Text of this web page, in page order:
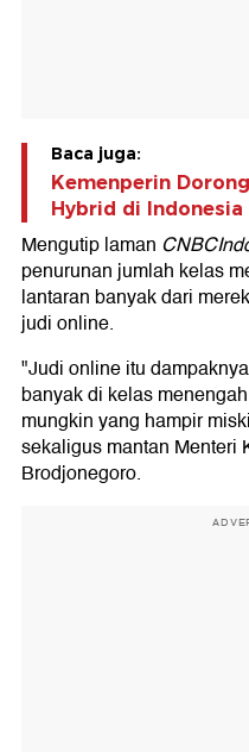
Baca juga:
Kemenperin
Hybrid di Indonesia
Mengutip laman
penurunan jumlah kelas
lantaran banyak dari
judi online.
"Judi online itu
banyak di kelas
mungkin yang hampir
sekaligus mantan Menteri
Brodjonegoro.